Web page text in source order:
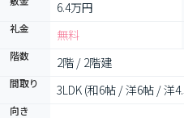
6.4万円
礼金 無料
階数 2階 / 2階建
間取り 3LDK (和6帖 / 洋6帖 / 洋
向き